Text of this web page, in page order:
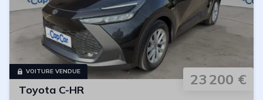
VOITURE VENDUE 23 200 €
Toyota C-HR